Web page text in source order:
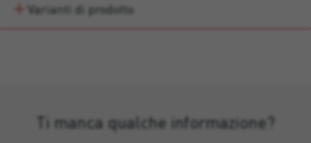
Varianti di prodotto
Ti manca qualche informazione?